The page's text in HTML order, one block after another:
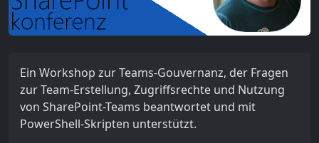
Ein Workshop zur Teams-Gouvernanz, der Fragen
zur Team-Erstellung, Zugriffsrechte und Nutzung
von SharePoint-Teams beantwortet und mit
PowerShell-Skripten unterstützt.